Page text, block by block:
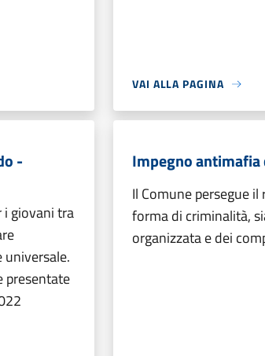
VAI ALLA PAGINA
-
i giovani tra
universale.
presentate
Impegno antimafia
Il Comune persegue
forma di criminalità,
organizzata e dei